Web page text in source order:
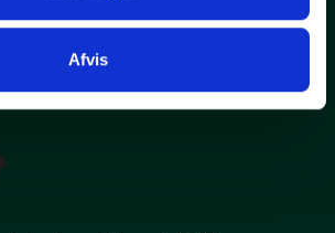
Afvis